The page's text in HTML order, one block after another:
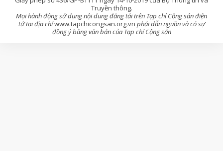
Truyền thông.
Mọi hành động sử dụng nội dung đăng tải trên Tạp chí Cộng sản điện
tử tại địa chỉwww.tapchicongsan.org.vn phải dẫn nguồn và có sự
đồng ý bằng văn bản của Tạp chí Cộng sản